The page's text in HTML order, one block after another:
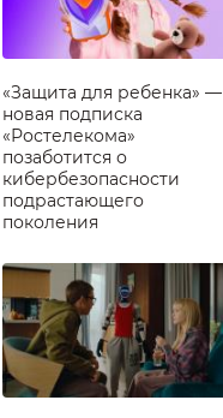
«Защита для ребенка» —
новая подписка
«Ростелекома»
позаботится о
кибербезопасности
подрастающего
поколения